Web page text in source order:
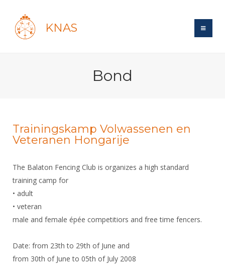
KNAS
Polls
Maandelijks archief
Evenement
Gebruiksvoorwaarden
Lidmaatschap
Reglementen
Ledencijfers
Sponsors en Partners
Introductie
Veteranen
Lichtzwaardschermen
Wedstrijdsport
Inschrijven
Wat is topsport
Nieuws
NK's
Oranje
FBT
SBT
Informatie
Voor de jeugd
Spreekbeurtpakket
Ouders en vereniging
Jeugdkampen
Brassardsysteem
Forums
Forums
Schermforum
Zoek Vereniging
Contact
Bond
Trainingskamp Volwassenen en
Veteranen Hongarije
The Balaton Fencing Club is organizes a high standard
training camp for
• adult
• veteran
male and female épée competitiors and free time fencers.
Date: from 23th to 29th of June and
from 30th of June to 05th of July 2008